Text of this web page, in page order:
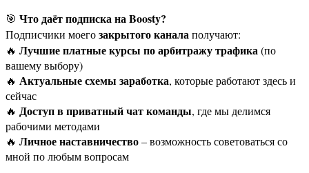
🎯 Что даёт подписка на Boosty?
Подписчики моегозакрытого каналаполучают:
🔥 Лучшие платные курсы по арбитражу трафика(по
вашему выбору)
🔥 Актуальные схемы заработка, которые работают здесь и
сейчас
🔥 Доступ в приватный чат команды, где мы делимся
рабочими методами
🔥 Личное наставничество– возможность советоваться со
мной по любым вопросам